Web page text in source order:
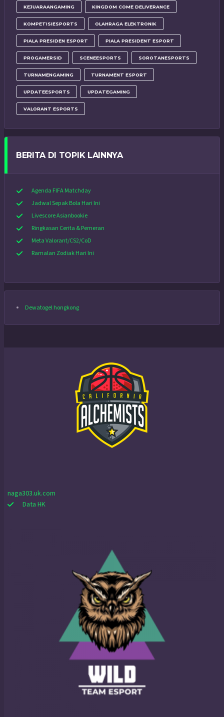
KEJUARAANGAMING KINGDOM COME DELIVERANCE
KOMPETISIESPORTS OLAHRAGA ELEKTRONIK
PIALA PRESIDEN ESPORT PIALA PRESIDENT ESPORT
PROGAMERSID SCENEESPORTS SOROTANESPORTS
TURNAMENGAMING TURNAMENT ESPORT
UPDATEESPORTS UPDATEGAMING
VALORANT ESPORTS
BERITA DI TOPIK LAINNYA
Agenda FIFA Matchday
Jadwal Sepak Bola Hari Ini
Livescore Asianbookie
Ringkasan Cerita & Pemeran
Meta Valorant/CS2/CoD
Ramalan Zodiak Hari Ini
Dewatogel hongkong
naga303.uk.com
Data HK